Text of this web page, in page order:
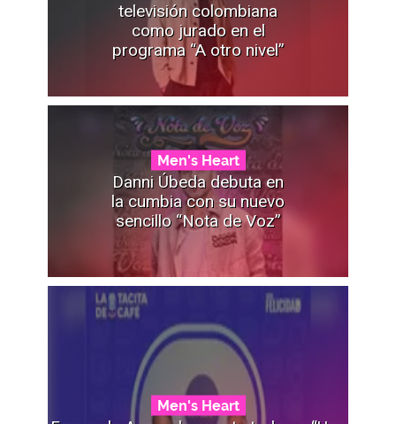
televisión colombiana
como jurado en el
programa “A otro nivel”
Men's Heart
Danni Úbeda debuta en
la cumbia con su nuevo
sencillo “Nota de Voz”
Men's Heart